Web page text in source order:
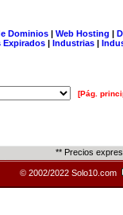
Dominios| Web Hosting |
Expirados | Industrias |
[Pág.
** Precios
© 2002/2022 Solo10.com